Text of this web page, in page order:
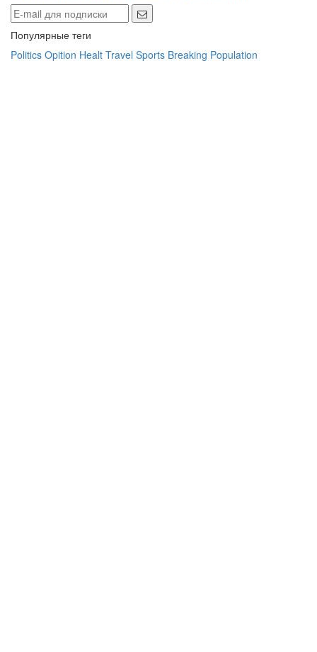
Популярные теги
Politics Opition Healt Travel Sports Breaking Population